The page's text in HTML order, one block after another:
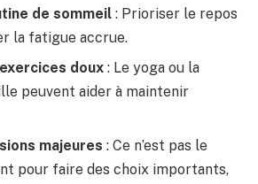
de sommeil : Prioriser le repos
la fatigue accrue.
doux : Le yoga ou la
peuvent aider à maintenir
majeures : Ce n’est pas le
pour faire des choix importants,